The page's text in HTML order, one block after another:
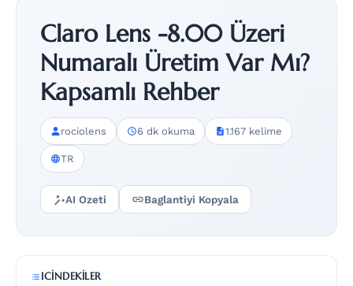
Claro Lens -8.00 Üzeri
Numaralı Üretim Var Mı?
Kapsamlı Rehber
rociolens 6 dk okuma 1.167 kelime
TR
AI Ozeti Baglantiyi Kopyala
ICINDEKILER